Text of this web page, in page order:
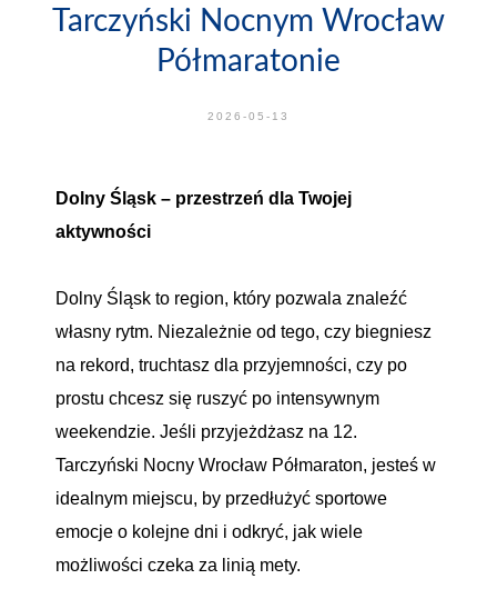
Tarczyński Nocnym Wrocław
Półmaratonie
2026-05-13
Dolny Śląsk – przestrzeń dla Twojej
aktywności
Dolny Śląsk to region, który pozwala znaleźć
własny rytm. Niezależnie od tego, czy biegniesz
na rekord, truchtasz dla przyjemności, czy po
prostu chcesz się ruszyć po intensywnym
weekendzie. Jeśli przyjeżdżasz na 12.
Tarczyński Nocny Wrocław Półmaraton, jesteś w
idealnym miejscu, by przedłużyć sportowe
emocje o kolejne dni i odkryć, jak wiele
możliwości czeka za linią mety.